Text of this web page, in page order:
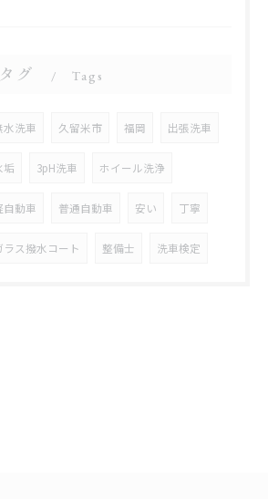
タグ Tags
水洗車 久留米市 福岡 出張洗車
垢 3pH洗車 ホイール洗浄
自動車 普通自動車 安い 丁寧
ラス撥水コート 整備士 洗車検定